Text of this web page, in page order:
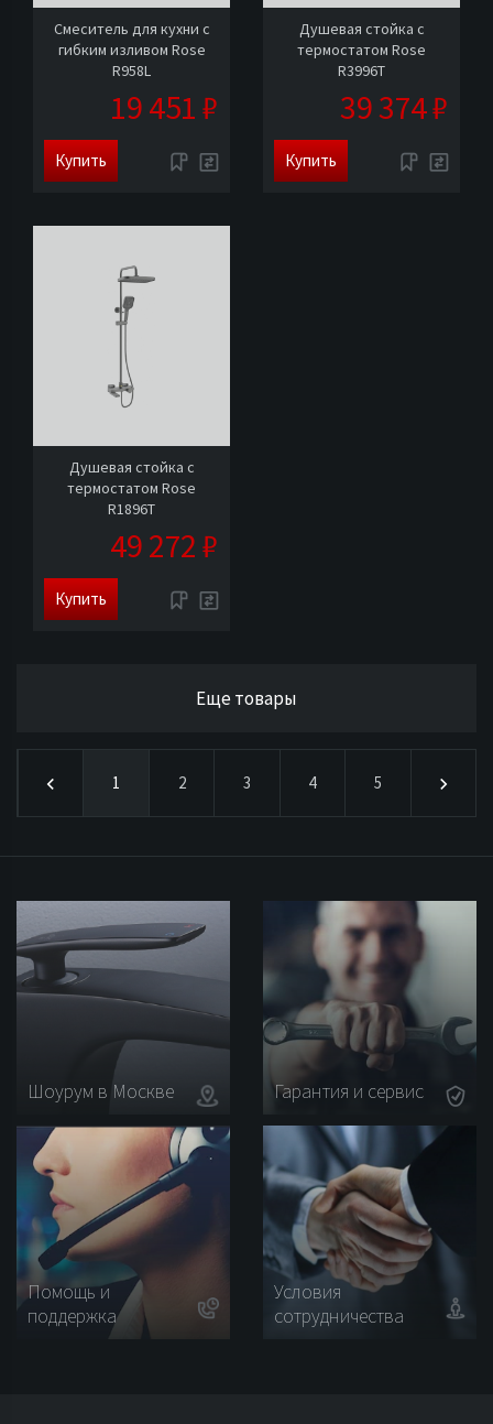
Смеситель для кухни с
гибким изливом Rose
R958L
19 451 ₽
Купить
Душевая стойка с
термостатом Rose
R3996T
39 374 ₽
Купить
Душевая стойка с
термостатом Rose
R1896T
49 272 ₽
Купить
Еще товары
1 2 3 4 5
Шоурум в Москве Гарантия и сервис
Помощь и
поддержка
Условия
сотрудничества